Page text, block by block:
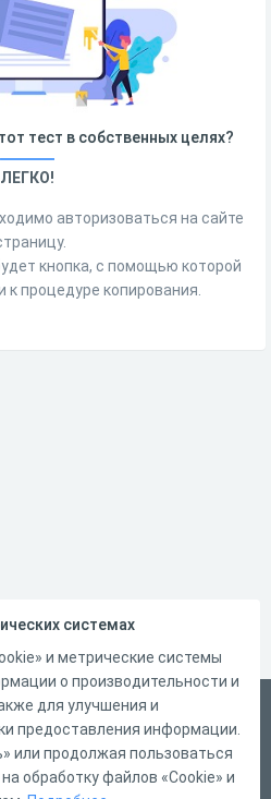
тест в собственных целях?
ЛЕГКО!
авторизоваться на сайте
кнопка, с помощью которой
процедуре копирования.
системах
и метрические системы
о производительности и
для улучшения и
предоставления информации.
или продолжая пользоваться
обработку файлов «Cookie» и